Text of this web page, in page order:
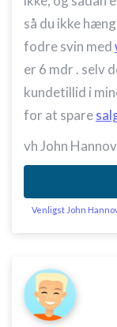
så du ikke
fodre svin med
er 6 mdr . selv
kundetillid i
for at spare
vh John
Venligst John